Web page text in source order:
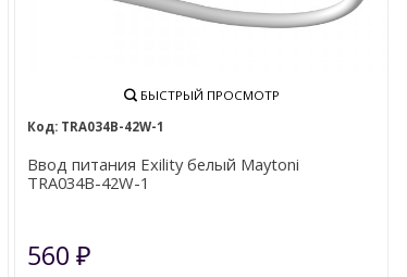
БЫСТРЫЙ ПРОСМОТР
TRA034B-42W-1
Ввод питания Exility белый Maytoni
TRA034B-42W-1
560 ₽